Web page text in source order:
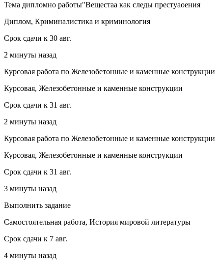
Тема дипломно работы"Вещестаа как следы престуаоения
Диплом, Криминалистика и криминология
Срок сдачи к 30 авг.
2 минуты назад
Курсовая работа по Железобетонные и каменные конструкции
Курсовая, Железобетонные и каменные конструкции
Срок сдачи к 31 авг.
2 минуты назад
Курсовая работа по Железобетонные и каменные конструкции
Курсовая, Железобетонные и каменные конструкции
Срок сдачи к 31 авг.
3 минуты назад
Выполнить задание
Самостоятельная работа, История мировой литературы
Срок сдачи к 7 авг.
4 минуты назад